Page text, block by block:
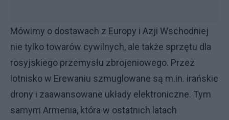
Mówimy o dostawach z Europy i Azji Wschodniej
nie tylko towarów cywilnych, ale także sprzętu dla
rosyjskiego przemysłu zbrojeniowego. Przez
lotnisko w Erewaniu szmuglowane są m.in. irańskie
drony i zaawansowane układy elektroniczne. Tym
samym Armenia, która w ostatnich latach